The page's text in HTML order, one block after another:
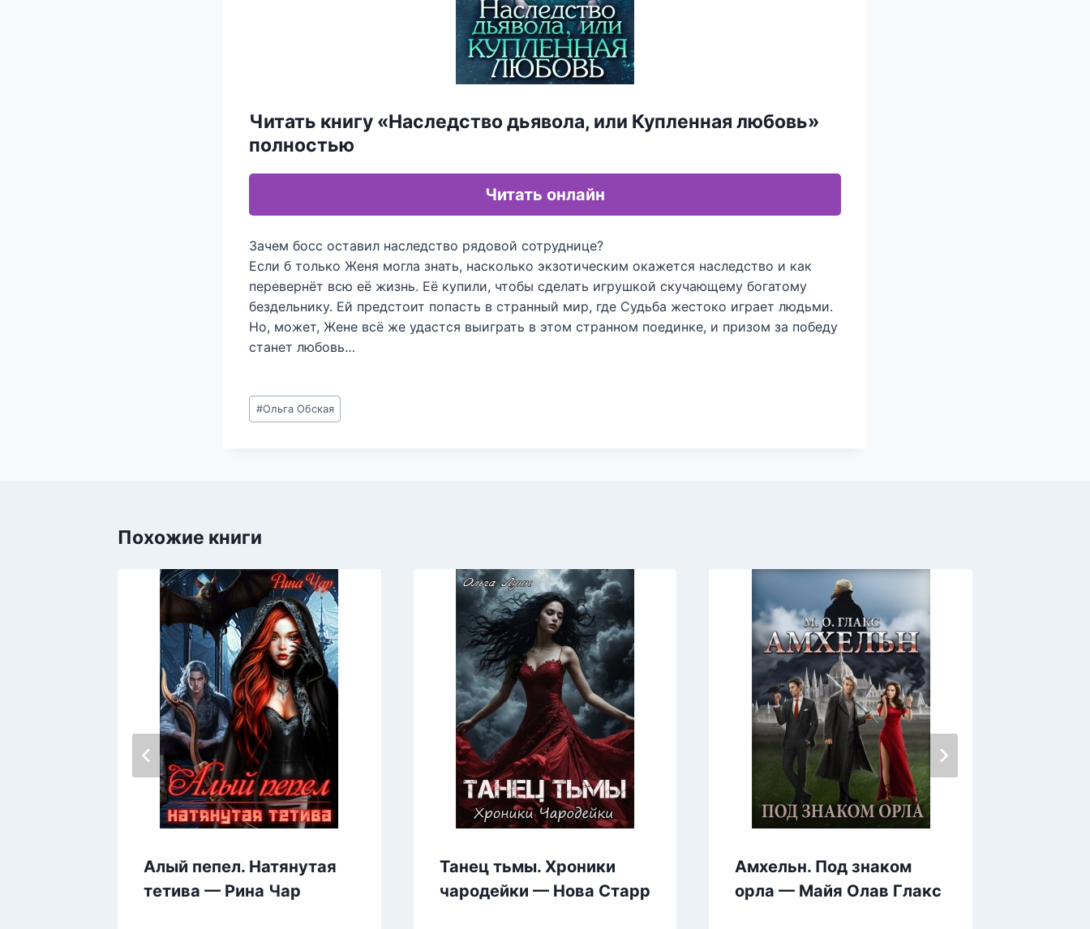
Читать книгу «Наследство дьявола, или Купленная любовь»
полностью
Читать онлайн
Зачем босс оставил наследство рядовой сотруднице?
Если б только Женя могла знать, насколько экзотическим окажется наследство и как
перевернёт всю её жизнь. Её купили, чтобы сделать игрушкой скучающему богатому
бездельнику. Ей предстоит попасть в странный мир, где Судьба жестоко играет людьми.
Но, может, Жене всё же удастся выиграть в этом странном поединке, и призом за победу
станет любовь…
Метки
записи:
#Ольга Обская
Похожие книги
Алый пепел. Натянутая
тетива — Рина Чар
Танец тьмы. Хроники
чародейки — Нова Старр
Амхельн. Под знаком
орла — Майя Олав Глакс